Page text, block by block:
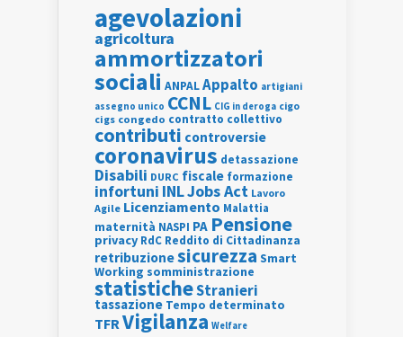
agevolazioni
agricoltura
ammortizzatori
sociali ANPALAppalto artigiani
assegno unico CCNL CIG in deroga cigo
cigs congedo contratto collettivo
contributi controversie
coronavirus detassazione
Disabili DURC fiscale formazione
infortuni INLJobs Act Lavoro
Agile Licenziamento Malattia
maternità NASPI PA Pensione
privacy RdC Reddito di Cittadinanza
retribuzionesicurezza Smart
Working somministrazione
statisticheStranieri
tassazione Tempo determinato
TFRVigilanza Welfare